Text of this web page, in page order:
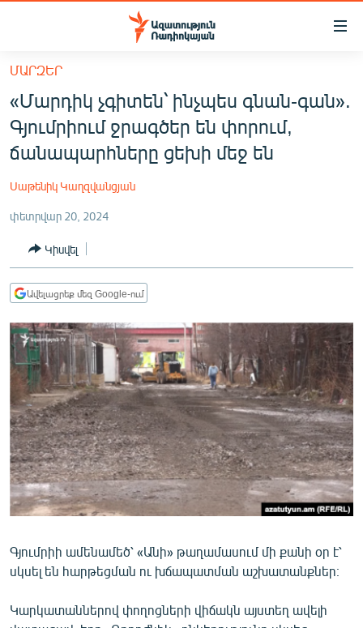
Մատչելիության
հիմնական
բովանդակությանը
Անցնել
հիմնական
մենյուին
ՀԱՅԱՍՏԱՆ
ՔԱՂԱՔԱԿԱՆ
ՏՆՏԵՍՈՒԹՅՈՒՆ
ՂԱՐԱԲԱՂ
ՏԱՐԱԾԱՇՐՋԱՆ
ՄԻՋԱԶԳԱՅԻՆ
ՄՇԱԿՈՒՅԹ
ՍՊՈՐՏ
ՄԵԿՆԱԲԱՆՈՒԹՅՈՒՆ
ՏՏ ԵՒ ԻՆՏԵՐՆԵՏ
ԱՐԽԻՎ
ՏԵՍԱՆՅՈՒԹԵՐ
ԲԱՆԱՎԵՃ
ՄԱՐԶԵՐ
«Մարդիկ չգիտեն՝ ինչպես գնան-գան».
Գյումրիում ջրագծեր են փորում,
ճանապարհները ցեխի մեջ են
Սաթենիկ Կաղզվանցյան
փետրվար 20, 2024
Կիսվել
Ավելացրեք մեզ Google-ում
Գյումրիի ամենամեծ՝ «Անի» թաղամասում մի քանի օր է՝
սկսել են հարթեցման ու խճապատման աշխատանքներ։
Կարկատաններով փողոցների վիճակն այստեղ ավելի